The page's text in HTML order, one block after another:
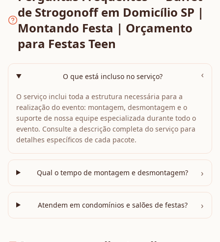
de Strogonoff em Domicílio SP |
Montando Festa | Orçamento
para Festas Teen
O que está incluso no serviço? ›
O serviço inclui toda a estrutura necessária para a
realização do evento: montagem, desmontagem e o
suporte de nossa equipe especializada durante todo o
evento. Consulte a descrição completa do serviço para
detalhes específicos de cada pacote.
Qual o tempo de montagem e desmontagem? ›
Atendem em condomínios e salões de festas? ›